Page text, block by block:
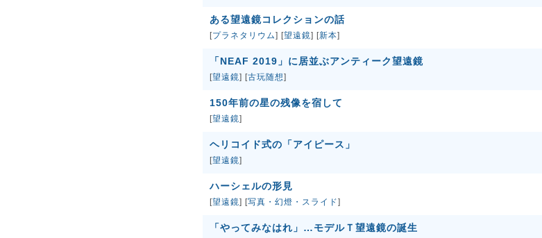
ある望遠鏡コレクションの話
[プラネタリウム] [望遠鏡] [新本]
「NEAF 2019」に居並ぶアンティーク望遠鏡
[望遠鏡] [古玩随想]
150年前の星の残像を宿して
[望遠鏡]
ヘリコイド式の「アイピース」
[望遠鏡]
ハーシェルの形見
[望遠鏡] [写真・幻燈・スライド]
「やってみなはれ」…モデルＴ望遠鏡の誕生